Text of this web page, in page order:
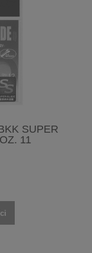
SUPER
11